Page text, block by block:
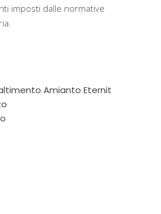
imposti dalle normative
Amianto Eternit